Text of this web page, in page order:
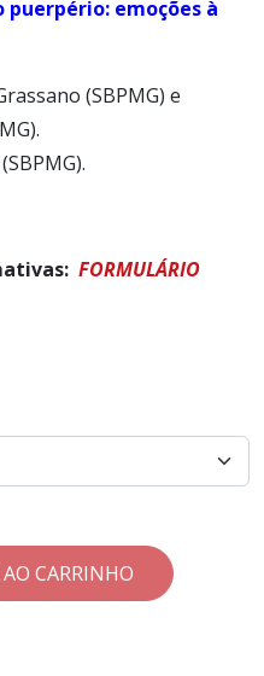
puerpério: emoções à
(SBPMG) e
FORMULÁRIO
CARRINHO